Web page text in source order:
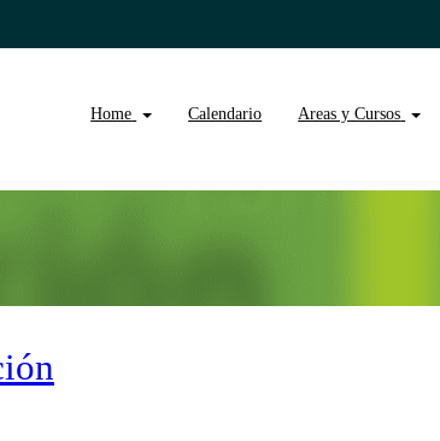
Home Calendario Areas y Cursos